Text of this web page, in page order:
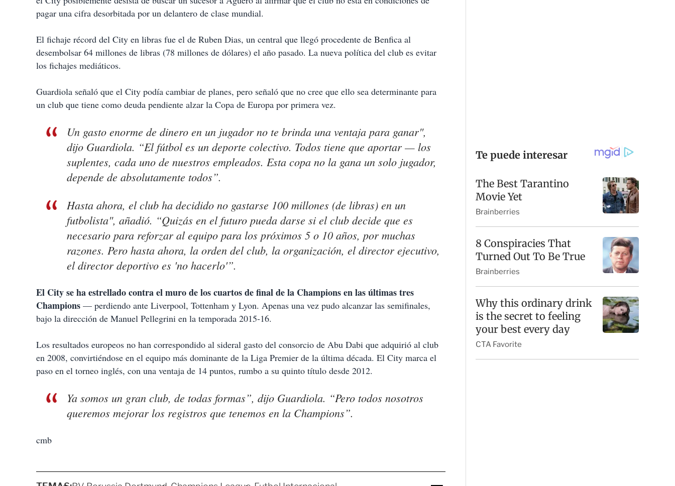
pagar una cifra desorbitada por un delantero de clase mundial.
El fichaje récord del City en libras fue el de Ruben Dias, un central que llegó procedente de Benfica al
desembolsar 64 millones de libras (78 millones de dólares) el año pasado. La nueva política del club es evitar
los fichajes mediáticos.
Guardiola señaló que el City podía cambiar de planes, pero señaló que no cree que ello sea determinante para
un club que tiene como deuda pendiente alzar la Copa de Europa por primera vez.
Un gasto enorme de dinero en un jugador no te brinda una ventaja para ganar",
dijo Guardiola. “El fútbol es un deporte colectivo. Todos tiene que aportar — los
suplentes, cada uno de nuestros empleados. Esta copa no la gana un solo jugador,
depende de absolutamente todos”.
Hasta ahora, el club ha decidido no gastarse 100 millones (de libras) en un
futbolista", añadió. “Quizás en el futuro pueda darse si el club decide que es
necesario para reforzar al equipo para los próximos 5 o 10 años, por muchas
razones. Pero hasta ahora, la orden del club, la organización, el director ejecutivo,
el director deportivo es 'no hacerlo'”.
El City se ha estrellado contra el muro de los cuartos de final de la Champions en las últimas tres
Champions — perdiendo ante Liverpool, Tottenham y Lyon. Apenas una vez pudo alcanzar las semifinales,
bajo la dirección de Manuel Pellegrini en la temporada 2015-16.
Los resultados europeos no han correspondido al sideral gasto del consorcio de Abu Dabi que adquirió al club
en 2008, convirtiéndose en el equipo más dominante de la Liga Premier de la última década. El City marca el
paso en el torneo inglés, con una ventaja de 14 puntos, rumbo a su quinto título desde 2012.
Ya somos un gran club, de todas formas”, dijo Guardiola. “Pero todos nosotros
queremos mejorar los registros que tenemos en la Champions”.
cmb